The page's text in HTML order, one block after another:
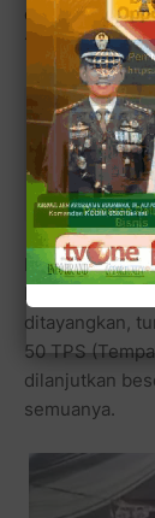
ormas
183 Korwil
Baca juga:
Hanya
Sholihin
Berikut
ditayangkan,
50 TPS
dilanjutkan
semuanya.